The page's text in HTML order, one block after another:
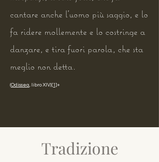
cantare anche l'uomo più saggio, e lo
fa ridere mollemente e lo costringe a
danzare, e tira fuori parola, che sta
meglio non detta.
(Odissea, libro XIV) [1] »
Tradizione